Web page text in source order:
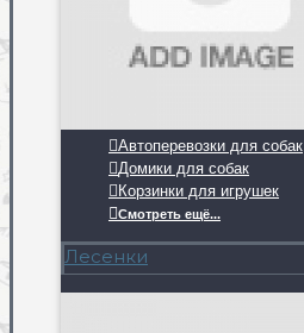
Автоперевозки для собак
Домики для собак
Корзинки для игрушек
Смотреть ещё...
Лесенки